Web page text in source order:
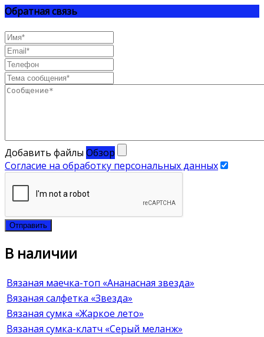
Обратная связь
Добавить файлы Обзор
Согласие на обработку персональных данных
Отправить
В наличии
Вязаная маечка-топ «Ананасная звезда»
Вязаная салфетка «Звезда»
Вязаная сумка «Жаркое лето»
Вязаная сумка-клатч «Серый меланж»